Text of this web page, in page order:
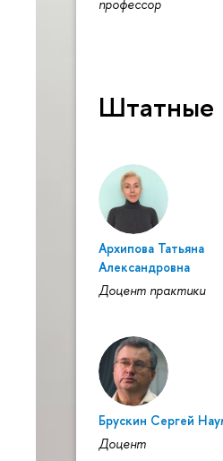
профессор
Штатные
Архипова Татьяна
Александровна
Доцент практики
Брускин Сергей
Доцент